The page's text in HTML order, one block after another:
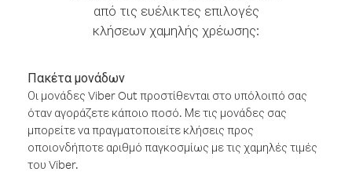
από τις ευέλικτες επιλογές
κλήσεων χαμηλής χρέωσης:
Πακέτα μονάδων
Οι μονάδες Viber Out προστίθενται στο υπόλοιπό σας
όταν αγοράζετε κάποιο ποσό. Με τις μονάδες σας
μπορείτε να πραγματοποιείτε κλήσεις προς
οποιονδήποτε αριθμό παγκοσμίως με τις χαμηλές τιμές
του Viber.